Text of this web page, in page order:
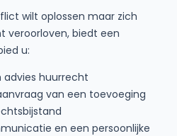
wilt oplossen maar zich
veroorloven, biedt een
u:
advies huurrecht
van een toevoeging
en een persoonlijke